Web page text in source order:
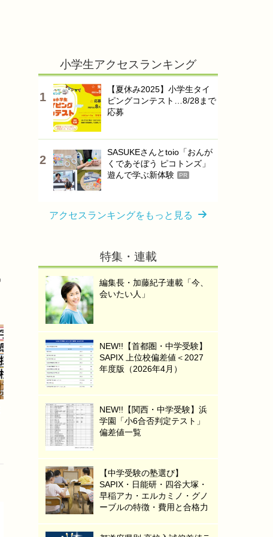
小学生アクセスランキング
【夏休み2025】小学生タイ
ピングコンテスト…8/28まで
応募
SASUKEさんとtoio「おんが
くであそぼう ピコトンズ」
遊んで学ぶ新体験
PR
アクセスランキングをもっと見る
特集・連載
編集長・加藤紀子連載「今、
会いたい人」
NEW!!【首都圏・中学受験】
SAPIX 上位校偏差値＜2027
年度版（2026年4月）
NEW!!【関西・中学受験】浜
学園「小6合否判定テスト」
偏差値一覧
【中学受験の塾選び】
SAPIX・日能研・四谷大塚・
早稲アカ・エルカミノ・グノ
ーブルの特徴・費用と合格力